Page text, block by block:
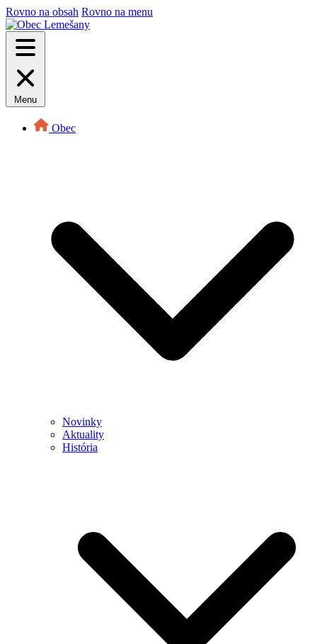
Rovno na obsah Rovno na menu
Menu
Obec
Novinky
Aktuality
História